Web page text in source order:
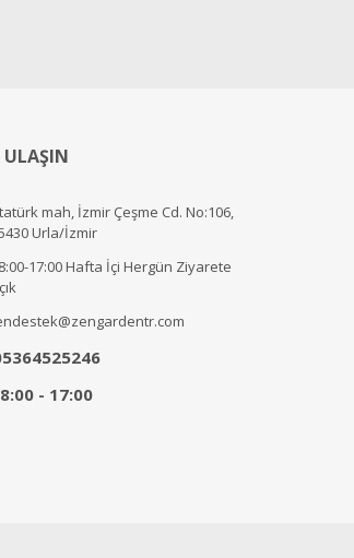
ULAŞIN
mah, İzmir Çeşme Cd. No:106,
Urla/İzmir
17:00 Hafta İçi Hergün Ziyarete
- 17:00